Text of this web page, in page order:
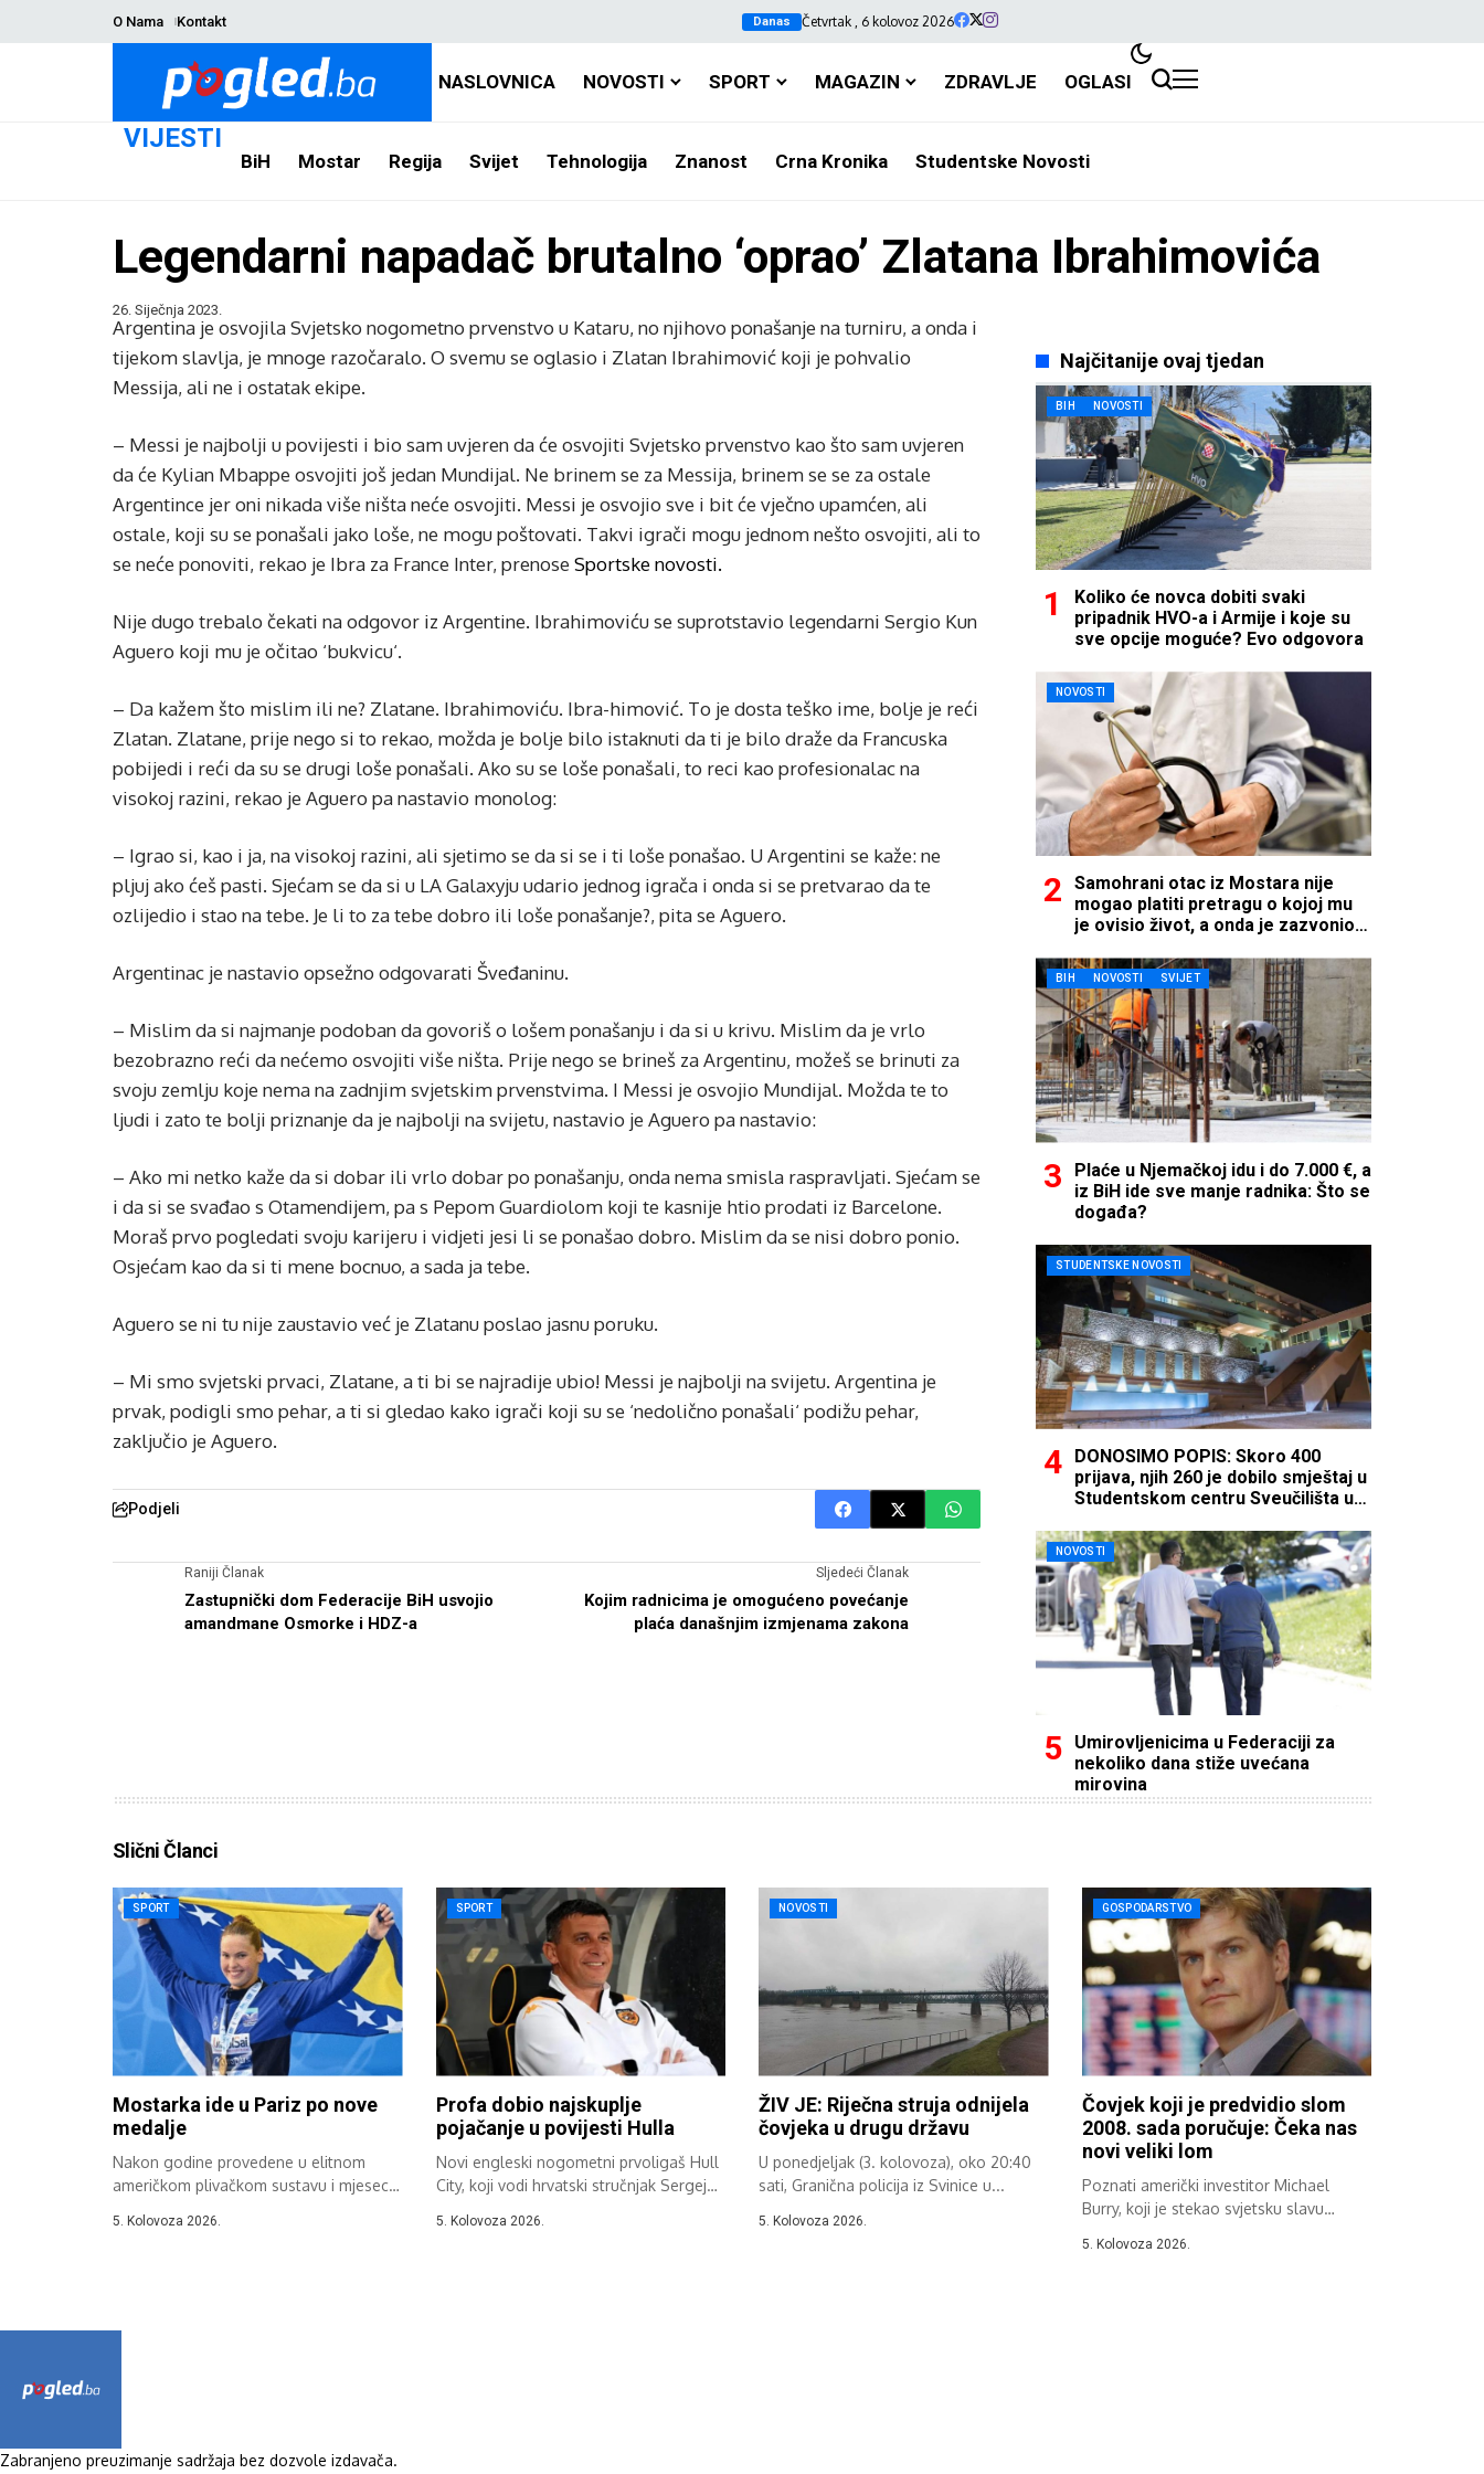
O Nama Kontakt Danas Četvrtak , 6 kolovoz 2026
NASLOVNICA NOVOSTI SPORT MAGAZIN ZDRAVLJE OGLASI
VIJESTI
BiH Mostar Regija Svijet Tehnologija Znanost Crna Kronika Studentske Novosti
Legendarni napadač brutalno ‘oprao’ Zlatana Ibrahimovića
26. Siječnja 2023.
Argentina je osvojila Svjetsko nogometno prvenstvo u Kataru, no njihovo ponašanje na turniru, a onda i
tijekom slavlja, je mnoge razočaralo. O svemu se oglasio i Zlatan Ibrahimović koji je pohvalio
Messija, ali ne i ostatak ekipe.
– Messi je najbolji u povijesti i bio sam uvjeren da će osvojiti Svjetsko prvenstvo kao što sam uvjeren
da će Kylian Mbappe osvojiti još jedan Mundijal. Ne brinem se za Messija, brinem se se za ostale
Argentince jer oni nikada više ništa neće osvojiti. Messi je osvojio sve i bit će vječno upamćen, ali
ostale, koji su se ponašali jako loše, ne mogu poštovati. Takvi igrači mogu jednom nešto osvojiti, ali to
se neće ponoviti, rekao je Ibra za France Inter, prenose Sportske novosti.
Nije dugo trebalo čekati na odgovor iz Argentine. Ibrahimoviću se suprotstavio legendarni Sergio Kun
Aguero koji mu je očitao ‘bukvicu‘.
– Da kažem što mislim ili ne? Zlatane. Ibrahimoviću. Ibra-himović. To je dosta teško ime, bolje je reći
Zlatan. Zlatane, prije nego si to rekao, možda je bolje bilo istaknuti da ti je bilo draže da Francuska
pobijedi i reći da su se drugi loše ponašali. Ako su se loše ponašali, to reci kao profesionalac na
visokoj razini, rekao je Aguero pa nastavio monolog:
– Igrao si, kao i ja, na visokoj razini, ali sjetimo se da si se i ti loše ponašao. U Argentini se kaže: ne
pljuj ako ćeš pasti. Sjećam se da si u LA Galaxyju udario jednog igrača i onda si se pretvarao da te
ozlijedio i stao na tebe. Je li to za tebe dobro ili loše ponašanje?, pita se Aguero.
Argentinac je nastavio opsežno odgovarati Šveđaninu.
– Mislim da si najmanje podoban da govoriš o lošem ponašanju i da si u krivu. Mislim da je vrlo
bezobrazno reći da nećemo osvojiti više ništa. Prije nego se brineš za Argentinu, možeš se brinuti za
svoju zemlju koje nema na zadnjim svjetskim prvenstvima. I Messi je osvojio Mundijal. Možda te to
ljudi i zato te bolji priznanje da je najbolji na svijetu, nastavio je Aguero pa nastavio:
– Ako mi netko kaže da si dobar ili vrlo dobar po ponašanju, onda nema smisla raspravljati. Sjećam se
i da si se svađao s Otamendijem, pa s Pepom Guardiolom koji te kasnije htio prodati iz Barcelone.
Moraš prvo pogledati svoju karijeru i vidjeti jesi li se ponašao dobro. Mislim da se nisi dobro ponio.
Osjećam kao da si ti mene bocnuo, a sada ja tebe.
Aguero se ni tu nije zaustavio već je Zlatanu poslao jasnu poruku.
– Mi smo svjetski prvaci, Zlatane, a ti bi se najradije ubio! Messi je najbolji na svijetu. Argentina je
prvak, podigli smo pehar, a ti si gledao kako igrači koji su se ‘nedolično ponašali‘ podižu pehar,
zaključio je Aguero.
Podjeli
Raniji Članak
Zastupnički dom Federacije BiH usvojio
amandmane Osmorke i HDZ-a
Sljedeći Članak
Kojim radnicima je omogućeno povećanje
plaća današnjim izmjenama zakona
Najčitanije ovaj tjedan
BIH NOVOSTI
Koliko će novca dobiti svaki
pripadnik HVO-a i Armije i koje su
sve opcije moguće? Evo odgovora
NOVOSTI
Samohrani otac iz Mostara nije
mogao platiti pretragu o kojoj mu
je ovisio život, a onda je zazvonio
BIH NOVOSTI SVIJET
Plaće u Njemačkoj idu i do 7.000 €, a
iz BiH ide sve manje radnika: Što se
događa?
STUDENTSKE NOVOSTI
DONOSIMO POPIS: Skoro 400
prijava, njih 260 je dobilo smještaj u
Studentskom centru Sveučilišta u
NOVOSTI
Umirovljenicima u Federaciji za
nekoliko dana stiže uvećana
mirovina
Slični Članci
SPORT
Mostarka ide u Pariz po nove
medalje
Nakon godine provedene u elitnom
američkom plivačkom sustavu i mjeseci
5. Kolovoza 2026.
SPORT
Profa dobio najskuplje
pojačanje u povijesti Hulla
Novi engleski nogometni prvoligaš Hull
City, koji vodi hrvatski stručnjak Sergej
5. Kolovoza 2026.
NOVOSTI
ŽIV JE: Riječna struja odnijela
čovjeka u drugu državu
U ponedjeljak (3. kolovoza), oko 20:40
sati, Granična policija iz Svinice u...
5. Kolovoza 2026.
GOSPODARSTVO
Čovjek koji je predvidio slom
2008. sada poručuje: Čeka nas
novi veliki lom
Poznati američki investitor Michael
Burry, koji je stekao svjetsku slavu
5. Kolovoza 2026.
Zabranjeno preuzimanje sadržaja bez dozvole izdavača.